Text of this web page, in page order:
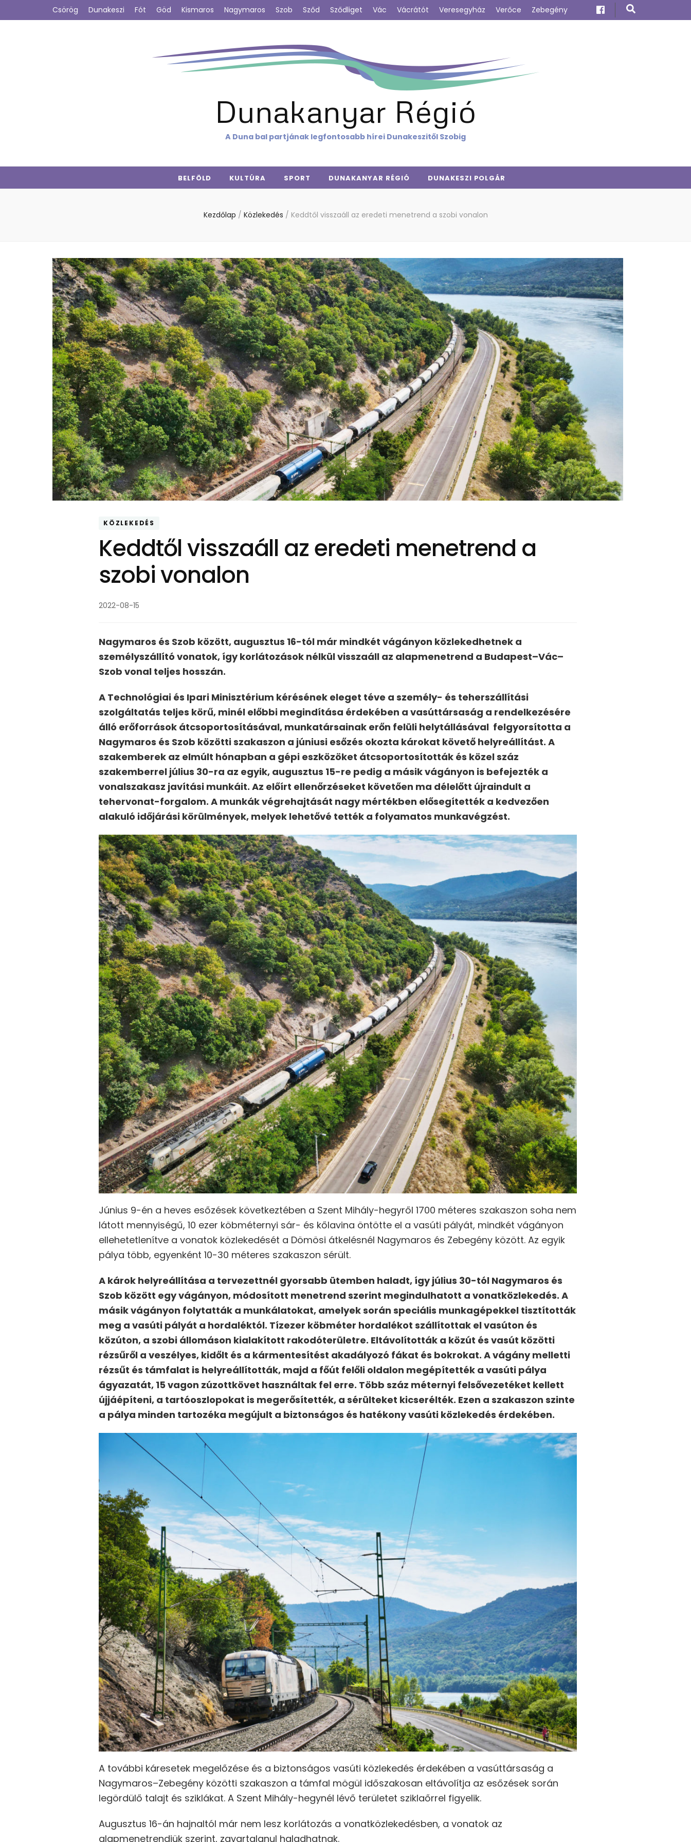
Csörög Dunakeszi Fót Göd Kismaros Nagymaros Szob Sződ Sződliget Vác Vácrátót Veresegyház Verőce Zebegény
Dunakanyar Régió
A Duna bal partjának legfontosabb hírei Dunakeszitől Szobig
BELFÖLD KULTÚRA SPORT DUNAKANYAR RÉGIÓ DUNAKESZI POLGÁR
Kezdőlap / Közlekedés / Keddtől visszaáll az eredeti menetrend a szobi vonalon
KÖZLEKEDÉS
Keddtől visszaáll az eredeti menetrend a
szobi vonalon
2022-08-15
Nagymaros és Szob között, augusztus 16-tól már mindkét vágányon közlekedhetnek a
személyszállító vonatok, így korlátozások nélkül visszaáll az alapmenetrend a Budapest–Vác–
Szob vonal teljes hosszán.
A Technológiai és Ipari Minisztérium kérésének eleget téve a személy- és teherszállítási
szolgáltatás teljes körű, minél előbbi megindítása érdekében a vasúttársaság a rendelkezésére
álló erőforrások átcsoportosításával, munkatársainak erőn felüli helytállásával felgyorsította a
Nagymaros és Szob közötti szakaszon a júniusi esőzés okozta károkat követő helyreállítást. A
szakemberek az elmúlt hónapban a gépi eszközöket átcsoportosították és közel száz
szakemberrel július 30-ra az egyik, augusztus 15-re pedig a másik vágányon is befejezték a
vonalszakasz javítási munkáit. Az előírt ellenőrzéseket követően ma délelőtt újraindult a
tehervonat-forgalom. A munkák végrehajtását nagy mértékben elősegítették a kedvezően
alakuló időjárási körülmények, melyek lehetővé tették a folyamatos munkavégzést.
Június 9-én a heves esőzések következtében a Szent Mihály-hegyről 1700 méteres szakaszon soha nem
látott mennyiségű, 10 ezer köbméternyi sár- és kőlavina öntötte el a vasúti pályát, mindkét vágányon
ellehetetlenítve a vonatok közlekedését a Dömösi átkelésnél Nagymaros és Zebegény között. Az egyik
pálya több, egyenként 10-30 méteres szakaszon sérült.
A károk helyreállítása a tervezettnél gyorsabb ütemben haladt, így július 30-tól Nagymaros és
Szob között egy vágányon, módosított menetrend szerint megindulhatott a vonatközlekedés. A
másik vágányon folytatták a munkálatokat, amelyek során speciális munkagépekkel tisztították
meg a vasúti pályát a hordaléktól. Tízezer köbméter hordalékot szállítottak el vasúton és
közúton, a szobi állomáson kialakított rakodóterületre. Eltávolították a közút és vasút közötti
rézsűről a veszélyes, kidőlt és a kármentesítést akadályozó fákat és bokrokat. A vágány melletti
rézsűt és támfalat is helyreállították, majd a főút felőli oldalon megépítették a vasúti pálya
ágyazatát, 15 vagon zúzottkövet használtak fel erre. Több száz méternyi felsővezetéket kellett
újjáépíteni, a tartóoszlopokat is megerősítették, a sérülteket kicserélték. Ezen a szakaszon szinte
a pálya minden tartozéka megújult a biztonságos és hatékony vasúti közlekedés érdekében.
A további káresetek megelőzése és a biztonságos vasúti közlekedés érdekében a vasúttársaság a
Nagymaros–Zebegény közötti szakaszon a támfal mögül időszakosan eltávolítja az esőzések során
legördülő talajt és sziklákat. A Szent Mihály-hegynél lévő területet sziklaőrrel figyelik.
Augusztus 16-án hajnaltól már nem lesz korlátozás a vonatközlekedésben, a vonatok az
alapmenetrendjük szerint, zavartalanul haladhatnak.